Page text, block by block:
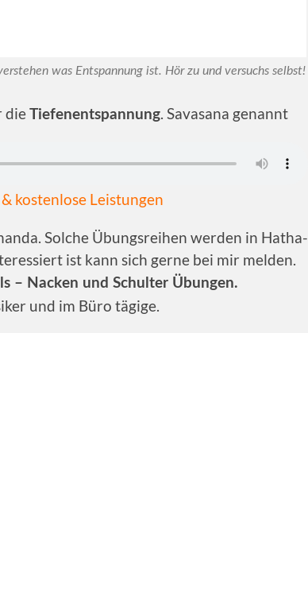
was Entspannung ist. Hör zu und versuchs selbst!
die Tiefenentspannung. Savasana genannt
kostenlose Leistungen
Solche Übungsreihen werden in Hatha-
ist kann sich gerne bei mir melden.
– Nacken und Schulter Übungen.
und im Büro tägige.